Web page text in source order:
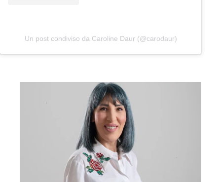
Un post condiviso da Caroline Daur (@carodaur)